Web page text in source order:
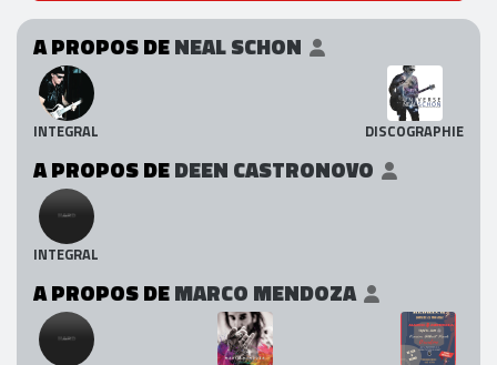
A PROPOS DENEAL SCHON
INTEGRAL DISCOGRAPHIE
A PROPOS DEDEEN CASTRONOVO
INTEGRAL
A PROPOS DEMARCO MENDOZA